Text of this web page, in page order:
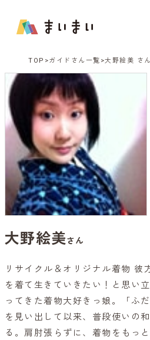
TOP ガイドさん一覧 大野絵美 さん
大野絵美さん
リサイクル＆オリジナル着物 彼
を着て生きていきたい！と思い
ってきた着物大好きっ娘。「ふ
を見い出して以来、普段使いの
る。肩肘張らずに、着物をもっ